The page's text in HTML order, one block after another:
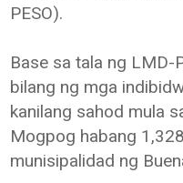
PESO).
Base sa tala ng LMD-
bilang ng mga
kanilang sahod mula
Mogpog habang
munisipalidad ng